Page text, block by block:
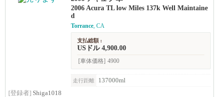
2006 Acura TL low Miles 137k Well Maintaine
d
Torrance, CA
支払総額 :
USドル 4,900.00
[車体価格] 4900
走行距離
137000ml
[登録者] Shiga1018